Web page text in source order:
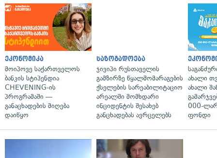
ეკონომიკა
მოიპოვე საქართველოს
ბანკის სტიპენდია
CHEVENING-ის
პროგრამაში —
განაცხადების მიღება
დაიწყო
საზოგადოება
ჯივიპი რუსთაველის
გამზირზე წყალმომარაგების
ქსელების სარეაბილიტაციო
არეალში მომხდარი
ინციდენტის შესახებ
განცხადებას ავრცელებს
ახალი
ახალი
000-
ფონდი